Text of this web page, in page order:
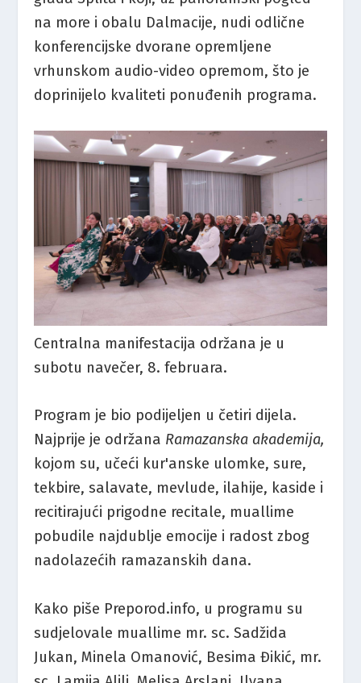
na more i obalu Dalmacije, nudi odlične
konferencijske dvorane opremljene
vrhunskom audio-video opremom, što je
doprinijelo kvaliteti ponuđenih programa.
Centralna manifestacija održana je u
subotu navečer, 8. februara.
Program je bio podijeljen u četiri dijela.
Najprije je održana Ramazanska akademija,
kojom su, učeći kur'anske ulomke, sure,
tekbire, salavate, mevlude, ilahije, kaside i
recitirajući prigodne recitale, muallime
pobudile najdublje emocije i radost zbog
nadolazećih ramazanskih dana.
Kako piše Preporod.info, u programu su
sudjelovale muallime mr. sc. Sadžida
Jukan, Minela Omanović, Besima Đikić, mr.